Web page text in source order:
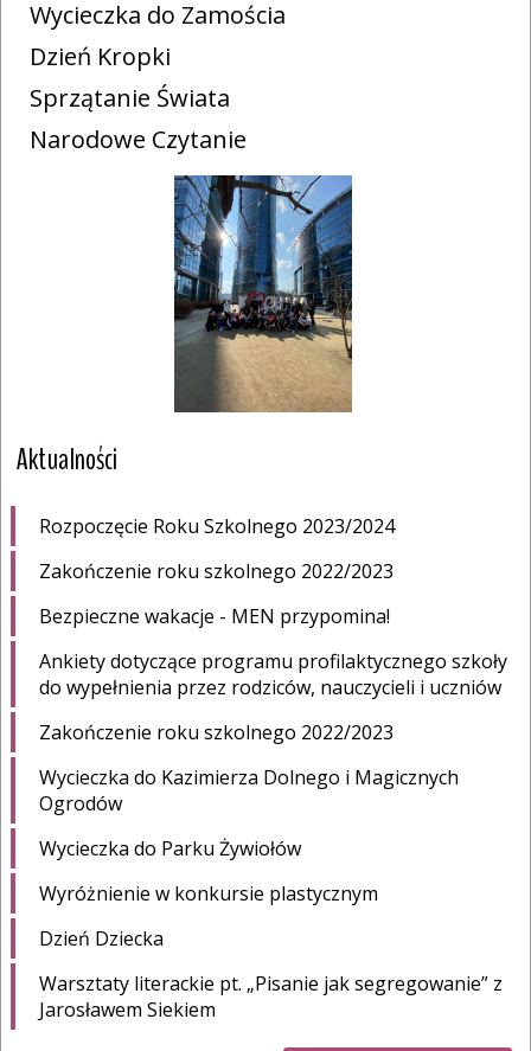
Wycieczka do Zamościa
Dzień Kropki
Sprzątanie Świata
Narodowe Czytanie
Aktualności
Rozpoczęcie Roku Szkolnego 2023/2024
Zakończenie roku szkolnego 2022/2023
Bezpieczne wakacje - MEN przypomina!
Ankiety dotyczące programu profilaktycznego szkoły
do wypełnienia przez rodziców, nauczycieli i uczniów
Zakończenie roku szkolnego 2022/2023
Wycieczka do Kazimierza Dolnego i Magicznych
Ogrodów
Wycieczka do Parku Żywiołów
Wyróżnienie w konkursie plastycznym
Dzień Dziecka
Warsztaty literackie pt. „Pisanie jak segregowanie” z
Jarosławem Siekiem